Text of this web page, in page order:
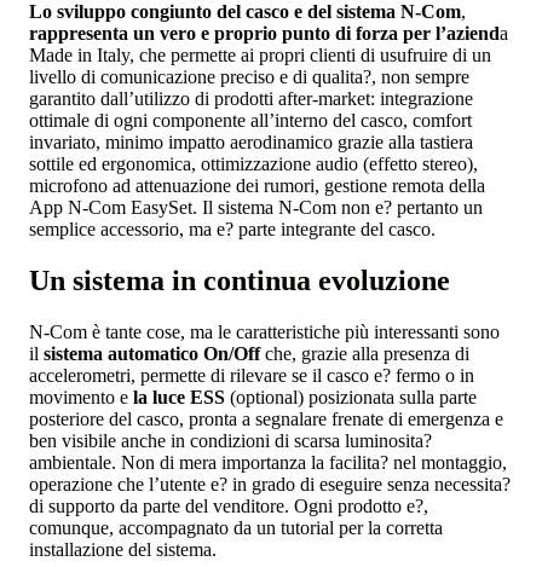
Lo sviluppo congiunto del casco e del sistema N-Com,
rappresenta un vero e proprio punto di forza per l’azienda
Made in Italy, che permette ai propri clienti di usufruire di un
livello di comunicazione preciso e di qualita?, non sempre
garantito dall’utilizzo di prodotti after-market: integrazione
ottimale di ogni componente all’interno del casco, comfort
invariato, minimo impatto aerodinamico grazie alla tastiera
sottile ed ergonomica, ottimizzazione audio (effetto stereo),
microfono ad attenuazione dei rumori, gestione remota della
App N-Com EasySet. Il sistema N-Com non e? pertanto un
semplice accessorio, ma e? parte integrante del casco.
Un sistema in continua evoluzione
N-Com è tante cose, ma le caratteristiche più interessanti sono
il sistema automatico On/Offche, grazie alla presenza di
accelerometri, permette di rilevare se il casco e? fermo o in
movimento e la luce ESS (optional) posizionata sulla parte
posteriore del casco, pronta a segnalare frenate di emergenza e
ben visibile anche in condizioni di scarsa luminosita?
ambientale. Non di mera importanza la facilita? nel montaggio,
operazione che l’utente e? in grado di eseguire senza necessita?
di supporto da parte del venditore. Ogni prodotto e?,
comunque, accompagnato da un tutorial per la corretta
installazione del sistema.